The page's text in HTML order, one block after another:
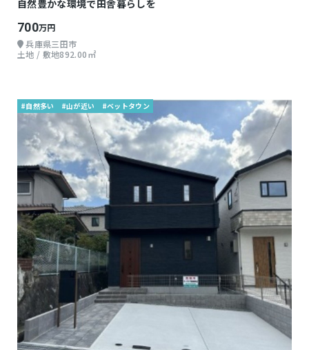
自然豊かな環境で田舎暮らしを
700万円
兵庫県三田市
土地 / 敷地892.00㎡
#自然多い #山が近い #ベットタウン